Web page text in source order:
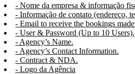
- Nome da empresa & informação
- Informação de contato (endereço,
- Email to receive the bookings
- User & Password (Up to 10 Users).
- Agency’s Name.
- Agency’s Contact Information.
- Contract & NDA.
- Logo da Agência